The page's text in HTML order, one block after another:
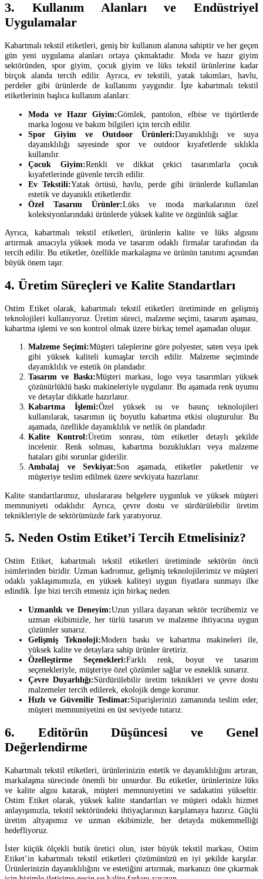
3. Kullanım Alanları ve Endüstriyel
Uygulamalar
Kabartmalı tekstil etiketleri, geniş bir kullanım alanına sahiptir ve her geçen
gün yeni uygulama alanları ortaya çıkmaktadır. Moda ve hazır giyim
sektöründen, spor giyim, çocuk giyim ve lüks tekstil ürünlerine kadar
birçok alanda tercih edilir. Ayrıca, ev tekstili, yatak takımları, havlu,
perdeler gibi ürünlerde de kullanımı yaygındır. İşte kabartmalı tekstil
etiketlerinin başlıca kullanım alanları:
Moda ve Hazır Giyim:Gömlek, pantolon, elbise ve tişörtlerde
marka logosu ve bakım bilgileri için tercih edilir.
Spor Giyim ve Outdoor Ürünleri:Dayanıklılığı ve suya
dayanıklılığı sayesinde spor ve outdoor kıyafetlerde sıklıkla
kullanılır.
Çocuk Giyim:Renkli ve dikkat çekici tasarımlarla çocuk
kıyafetlerinde güvenle tercih edilir.
Ev Tekstili:Yatak örtüsü, havlu, perde gibi ürünlerde kullanılan
estetik ve dayanıklı etiketlerdir.
Özel Tasarım Ürünler:Lüks ve moda markalarının özel
koleksiyonlarındaki ürünlerde yüksek kalite ve özgünlük sağlar.
Ayrıca, kabartmalı tekstil etiketleri, ürünlerin kalite ve lüks algısını
artırmak amacıyla yüksek moda ve tasarım odaklı firmalar tarafından da
tercih edilir. Bu etiketler, özellikle markalaşma ve ürünün tanıtımı açısından
büyük önem taşır.
4. Üretim Süreçleri ve Kalite Standartları
Ostim Etiket olarak, kabartmalı tekstil etiketleri üretiminde en gelişmiş
teknolojileri kullanıyoruz. Üretim süreci, malzeme seçimi, tasarım aşaması,
kabartma işlemi ve son kontrol olmak üzere birkaç temel aşamadan oluşur.
Malzeme Seçimi:Müşteri taleplerine göre polyester, saten veya ipek
gibi yüksek kaliteli kumaşlar tercih edilir. Malzeme seçiminde
dayanıklılık ve estetik ön plandadır.
Tasarım ve Baskı:Müşteri markası, logo veya tasarımları yüksek
çözünürlüklü baskı makineleriyle uygulanır. Bu aşamada renk uyumu
ve detaylar dikkatle hazırlanır.
Kabartma İşlemi:Özel yüksek ısı ve basınç teknolojileri
kullanılarak, tasarımın üç boyutlu kabartma etkisi oluşturulur. Bu
aşamada, özellikle dayanıklılık ve netlik ön plandadır.
Kalite Kontrol:Üretim sonrası, tüm etiketler detaylı şekilde
incelenir. Renk solması, kabartma bozuklukları veya malzeme
hataları gibi sorunlar giderilir.
Ambalaj ve Sevkiyat:Son aşamada, etiketler paketlenir ve
müşteriye teslim edilmek üzere sevkiyata hazırlanır.
Kalite standartlarımız, uluslararası belgelere uygunluk ve yüksek müşteri
memnuniyeti odaklıdır. Ayrıca, çevre dostu ve sürdürülebilir üretim
teknikleriyle de sektörümüzde fark yaratıyoruz.
5. Neden Ostim Etiket’i Tercih Etmelisiniz?
Ostim Etiket, kabartmalı tekstil etiketleri üretiminde sektörün öncü
isimlerinden biridir. Uzman kadromuz, gelişmiş teknolojilerimiz ve müşteri
odaklı yaklaşımımızla, en yüksek kaliteyi uygun fiyatlara sunmayı ilke
edindik. İşte bizi tercih etmeniz için birkaç neden:
Uzmanlık ve Deneyim:Uzun yıllara dayanan sektör tecrübemiz ve
uzman ekibimizle, her türlü tasarım ve malzeme ihtiyacına uygun
çözümler sunarız.
Gelişmiş Teknoloji:Modern baskı ve kabartma makineleri ile,
yüksek kalite ve detaylara sahip ürünler üretiriz.
Özelleştirme Seçenekleri:Farklı renk, boyut ve tasarım
seçenekleriyle, müşteriye özel çözümler sağlar ve esneklik sunarız.
Çevre Duyarlılığı:Sürdürülebilir üretim teknikleri ve çevre dostu
malzemeler tercih edilerek, ekolojik denge korunur.
Hızlı ve Güvenilir Teslimat:Siparişlerinizi zamanında teslim eder,
müşteri memnuniyetini en üst seviyede tutarız.
6. Editörün Düşüncesi ve Genel
Değerlendirme
Kabartmalı tekstil etiketleri, ürünlerinizin estetik ve dayanıklılığını artıran,
markalaşma sürecinde önemli bir unsurdur. Bu etiketler, ürünlerinize lüks
ve kalite algısı katarak, müşteri memnuniyetini ve sadakatini yükseltir.
Ostim Etiket olarak, yüksek kalite standartları ve müşteri odaklı hizmet
anlayışımızla, tekstil sektöründeki ihtiyaçlarınızı karşılamaya hazırız. Güçlü
üretim altyapımız ve uzman ekibimizle, her detayda mükemmelliği
hedefliyoruz.
İster küçük ölçekli butik üretici olun, ister büyük tekstil markası, Ostim
Etiket’in kabartmalı tekstil etiketleri çözümünüzü en iyi şekilde karşılar.
Ürünlerinizin dayanıklılığını ve estetiğini artırmak, markanızı öne çıkarmak